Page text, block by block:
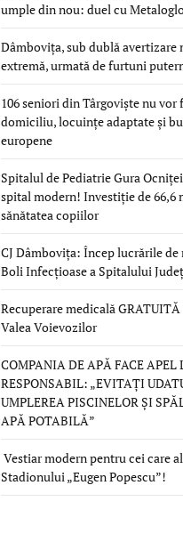
umple din nou: duel cu
Dâmbovița, sub dublă avertizare
extremă, urmată de furtuni
106 seniori din Târgoviște nu
domiciliu, locuințe adaptate și
europene
Spitalul de Pediatrie Gura
spital modern! Investiție de 66,6
sănătatea copiilor
CJ Dâmbovița: Încep lucrările
Boli Infecțioase a Spitalului
Recuperare medicală
Valea Voievozilor
COMPANIA DE APĂ FACE APEL
RESPONSABIL: „EVITAȚI
UMPLEREA PISCINELOR ȘI
APĂ POTABILĂ”
Vestiar modern pentru cei care
Stadionului „Eugen Popescu”!